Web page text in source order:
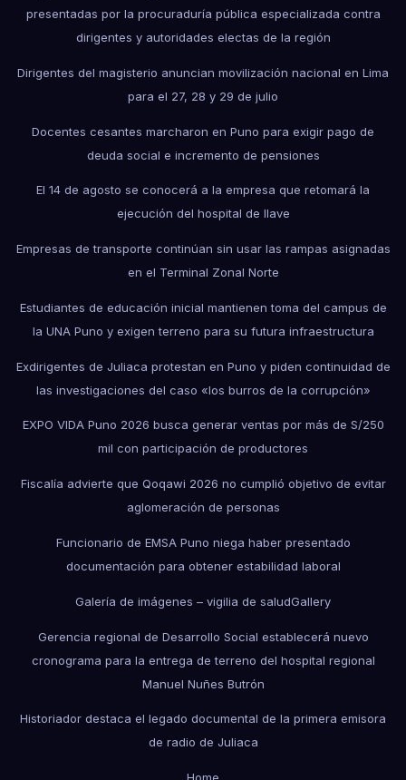
presentadas por la procuraduría pública especializada contra
dirigentes y autoridades electas de la región
Dirigentes del magisterio anuncian movilización nacional en Lima
para el 27, 28 y 29 de julio
Docentes cesantes marcharon en Puno para exigir pago de
deuda social e incremento de pensiones
El 14 de agosto se conocerá a la empresa que retomará la
ejecución del hospital de Ilave
Empresas de transporte continúan sin usar las rampas asignadas
en el Terminal Zonal Norte
Estudiantes de educación inicial mantienen toma del campus de
la UNA Puno y exigen terreno para su futura infraestructura
Exdirigentes de Juliaca protestan en Puno y piden continuidad de
las investigaciones del caso «los burros de la corrupción»
EXPO VIDA Puno 2026 busca generar ventas por más de S/250
mil con participación de productores
Fiscalía advierte que Qoqawi 2026 no cumplió objetivo de evitar
aglomeración de personas
Funcionario de EMSA Puno niega haber presentado
documentación para obtener estabilidad laboral
Galería de imágenes – vigilia de saludGallery
Gerencia regional de Desarrollo Social establecerá nuevo
cronograma para la entrega de terreno del hospital regional
Manuel Nuñes Butrón
Historiador destaca el legado documental de la primera emisora
de radio de Juliaca